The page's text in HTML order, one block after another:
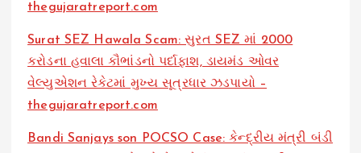
thegujaratreport.com
Surat SEZ Hawala Scam: સુરત SEZ માં 2000
કરોડના હવાલા કૌભાંડનો પર્દાફાશ, ડાયમંડ ઓવર
વેલ્યુએશન રેકેટમાં મુખ્ય સૂત્રધાર ઝડપાયો –
thegujaratreport.com
Bandi Sanjays son POCSO Case: કેન્દ્રીય મંત્રી બંડી